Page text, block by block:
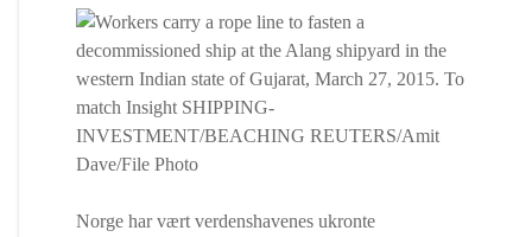
Norge har vært verdenshavenes ukronte